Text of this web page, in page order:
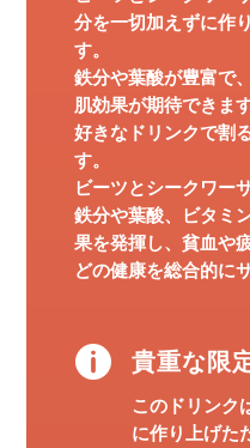
分を一切加えずに作
す。
鉄分や葉酸が豊富で
肌効果が期待できます
好きなドリンクで割
す。
ビーツとシークワー
鉄分や葉酸、ビタミ
果を発揮し、貧血や
どの健康を総合的に
 貴重な限
このドリンク
に作り上げた